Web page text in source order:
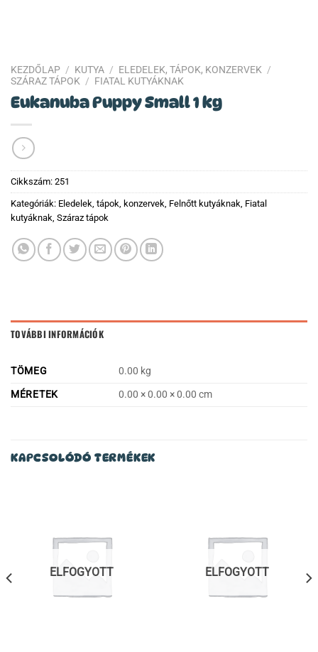
KEZDŐLAP / KUTYA / ELEDELEK, TÁPOK, KONZERVEK /
SZÁRAZ TÁPOK / FIATAL KUTYÁKNAK
Eukanuba Puppy Small 1 kg
Cikkszám: 251
Kategóriák: Eledelek, tápok, konzervek, Felnőtt kutyáknak, Fiatal
kutyáknak, Száraz tápok
TOVÁBBI INFORMÁCIÓK
TÖMEG
0.00 kg
MÉRETEK
0.00 × 0.00 × 0.00 cm
KAPCSOLÓDÓ TERMÉKEK
ELFOGYOTT ELFOGYOTT